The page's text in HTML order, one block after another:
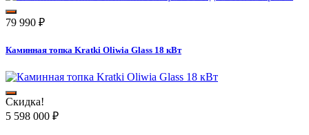
79 990 ₽
Каминная топка Kratki Oliwia Glass 18 кВт
Скидка!
5 598 000 ₽